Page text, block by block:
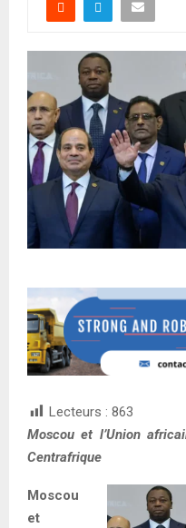
Lecteurs : 863
Moscou et l’Union
Centrafrique
Moscou
et